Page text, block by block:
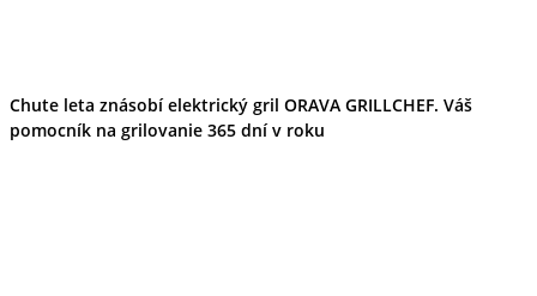
Chute leta znásobí elektrický gril ORAVA GRILLCHEF. Váš
pomocník na grilovanie 365 dní v roku